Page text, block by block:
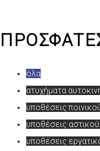
όλα
ατυχήματα
υποθέσεις
υποθέσεις αστικού
υποθέσεις